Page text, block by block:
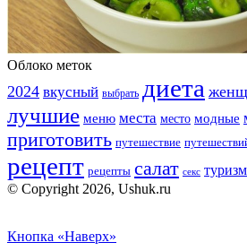
Облоко меток
2024 вкусный выбрать диета
лучшие меню места место модные
приготовить путешествие
рецепт рецепты салат секс туризм
© Copyright 2026, Ushuk.ru
Кнопка «Наверх»